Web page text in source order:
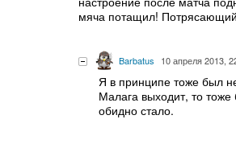
мяча потащил! Потрясающий
Barbatus 10 апреля 2013,
Я в принципе тоже был
Малага выходит, то тоже
обидно стало.